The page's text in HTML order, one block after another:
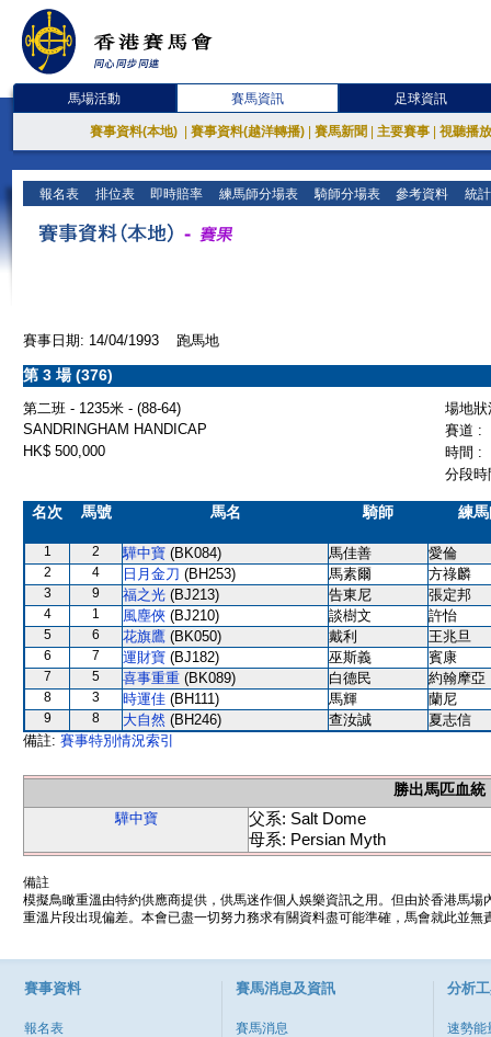
馬場活動 賽馬資訊 足球資訊
賽事資料(本地) 賽事資料(越洋轉播) 賽馬新聞 主要賽事 視聽播
報名表 排位表 即時賠率 練馬師分場表 騎師分場表 參考資料 統
賽事日期: 14/04/1993 跑馬地
第 3 場 (376)
第二班 - 1235米 - (88-64)
場地
SANDRINGHAM HANDICAP
賽道 :
HK$ 500,000
時間 :
分段
名次 馬號 馬名 騎師 練
1 2 驊中寶 (BK084) 馬佳善 愛倫
2 4 日月金刀 (BH253) 馬素爾 方祿麟
3 9 福之光 (BJ213) 告東尼 張定邦
4 1 風塵俠 (BJ210) 談樹文 許怡
5 6 花旗鷹 (BK050) 戴利 王兆旦
6 7 運財寶 (BJ182) 巫斯義 賓康
7 5 喜事重重 (BK089) 白德民 約翰摩亞
8 3 時運佳 (BH111) 馬輝 蘭尼
9 8 大自然 (BH246) 查汝誠
夏志信
備註: 賽事特別情況索引
勝出馬匹血統
驊中寶
父系: Salt Dome
母系: Persian Myth
備註
模擬鳥瞰重溫由特約供應商提供，供馬迷作個人娛樂資訊之用。但由於香港馬
重溫片段出現偏差。本會已盡一切努力務求有關資料盡可能準確，馬會就此並
賽事資料
報名表
賽馬消息及資訊
賽馬消息
分析
速勢能